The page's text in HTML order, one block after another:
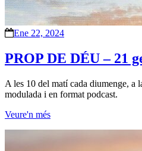
Ene 22, 2024
PROP DE DÉU – 21
A les 10 del matí cada diumenge, a
modulada i en format podcast.
Veure'n més